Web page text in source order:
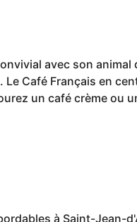
avec son
Café Français en
un café crème ou
à Saint-Jean-